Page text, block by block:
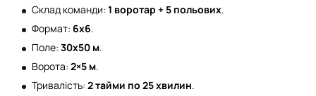
Склад команди: 1 воротар + 5 польових.
Формат: 6х6.
Поле: 30х50 м.
Ворота: 2×5 м.
Тривалість: 2 тайми по 25 хвилин.